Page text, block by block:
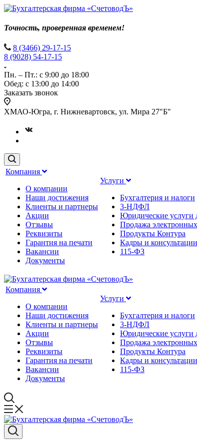
Точность, проверенная временем!
8 (3466) 29-17-15
8 (9028) 54-17-15
Пн. – Пт.: с 9:00 до 18:00
Обед: с 13:00 до 14:00
Заказать звонок
ХМАО-Югра, г. Нижневартовск, ул. Мира 27"Б"
Компания
О компании
Наши достижения
Клиенты и партнеры
Акции
Отзывы
Реквизиты
Гарантия на печати
Вакансии
Документы
Услуги
Бухгалтерия и налоги
3-НДФЛ
Юридические услуги
Продажа
Продукты Контура
Кадры и консультации
115-ФЗ
Компания
О компании
Наши достижения
Клиенты и партнеры
Акции
Отзывы
Реквизиты
Гарантия на печати
Вакансии
Документы
Услуги
Бухгалтерия и налоги
3-НДФЛ
Юридические услуги
Продажа
Продукты Контура
Кадры и консультации
115-ФЗ